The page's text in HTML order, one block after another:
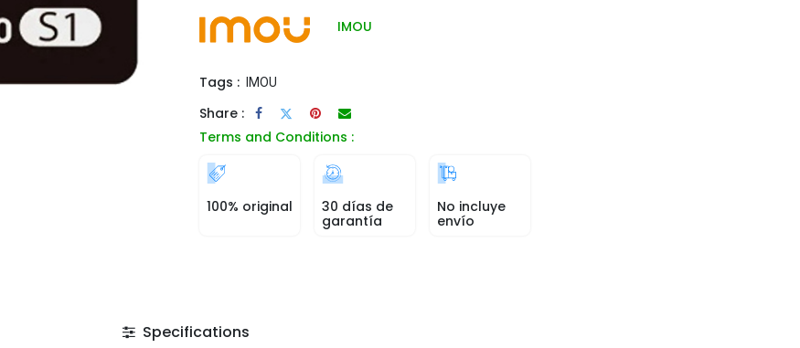
IMOU
Tags : IMOU
Share :
Terms and Conditions :
100% original
30 días de
garantía
No incluye
envío
Specifications